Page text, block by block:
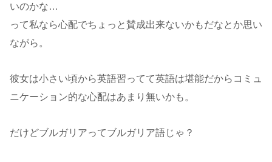
いのかな…
って私なら心配でちょっと賛成出来ないかもだなとか思い
ながら。
彼女は小さい頃から英語習ってて英語は堪能だからコミュ
ニケーション的な心配はあまり無いかも。
だけどブルガリアってブルガリア語じゃ？